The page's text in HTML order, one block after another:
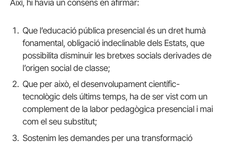
Així, hi havia un consens en afirmar:
Que l’educació pública presencial és un dret humà
fonamental, obligació indeclinable dels Estats, que
possibilita disminuir les bretxes socials derivades de
l’origen social de classe;
Que per això, el desenvolupament científic-
tecnològic dels últims temps, ha de ser vist com un
complement de la labor pedagògica presencial i mai
com el seu substitut;
Sostenim les demandes per una transformació